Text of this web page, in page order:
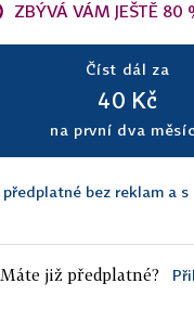
ZBÝVÁ VÁM JEŠTĚ 80
Číst dál za
40 Kč
na první dva
předplatné bez reklam a
Máte již předplatné?